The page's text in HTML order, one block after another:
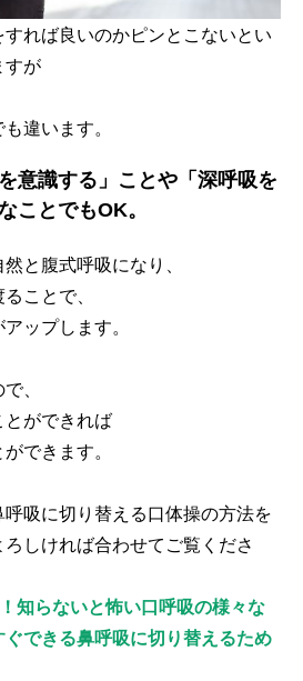
れば良いのかピンとこないとい
すが
違います。
意識する」ことや「深呼吸を
ことでもOK。
と腹式呼吸になり、
ことで、
ップします。
、
ができれば
できます。
吸に切り替える口体操の方法を
しければ合わせてご覧くださ
知らないと怖い口呼吸の様々な
できる鼻呼吸に切り替えるため